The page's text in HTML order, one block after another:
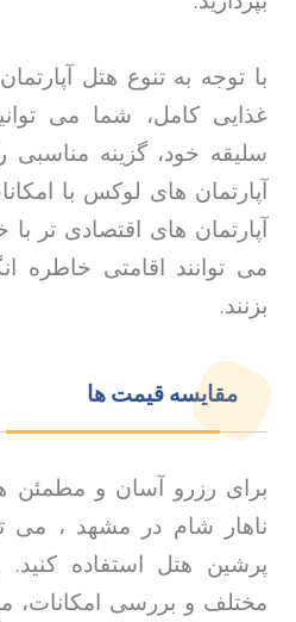
با توجه به تنوع هتل
غذایی کامل، شما می
سلیقه خود، گزینه مناسبی
آپارتمان های لوکس با
آپارتمان های اقتصادی تر
می توانند اقامتی خاطره
بزنند.
مقایسه قیمت ها
برای رزرو آسان و مطمئن
ناهار شام در مشهد ، می
پرشین هتل استفاده کنید.
مختلف و بررسی امکانات،